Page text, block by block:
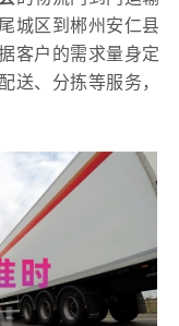
城区到郴州安仁县
客户的需求量身定
送、分拣等服务，